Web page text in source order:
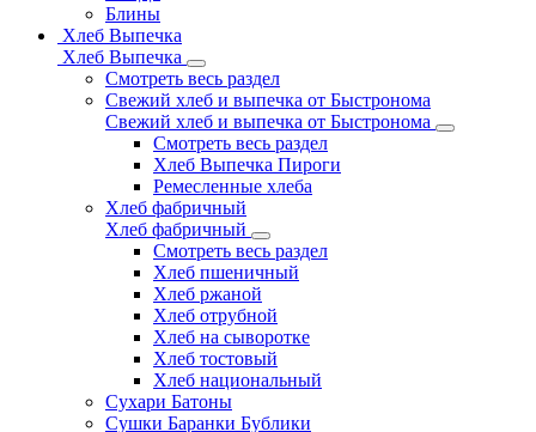
Блины
Хлеб Выпечка
Хлеб Выпечка
Смотреть весь раздел
Свежий хлеб и выпечка от Быстронома
Свежий хлеб и выпечка от Быстронома
Смотреть весь раздел
Хлеб Выпечка Пироги
Ремесленные хлеба
Хлеб фабричный
Хлеб фабричный
Смотреть весь раздел
Хлеб пшеничный
Хлеб ржаной
Хлеб отрубной
Хлеб на сыворотке
Хлеб тостовый
Хлеб национальный
Сухари Батоны
Сушки Баранки Бублики